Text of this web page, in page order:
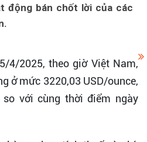
động bán chốt lời của các
4/2025, theo giờ Việt Nam,
ở mức 3220,03 USD/ounce,
so với cùng thời điểm ngày